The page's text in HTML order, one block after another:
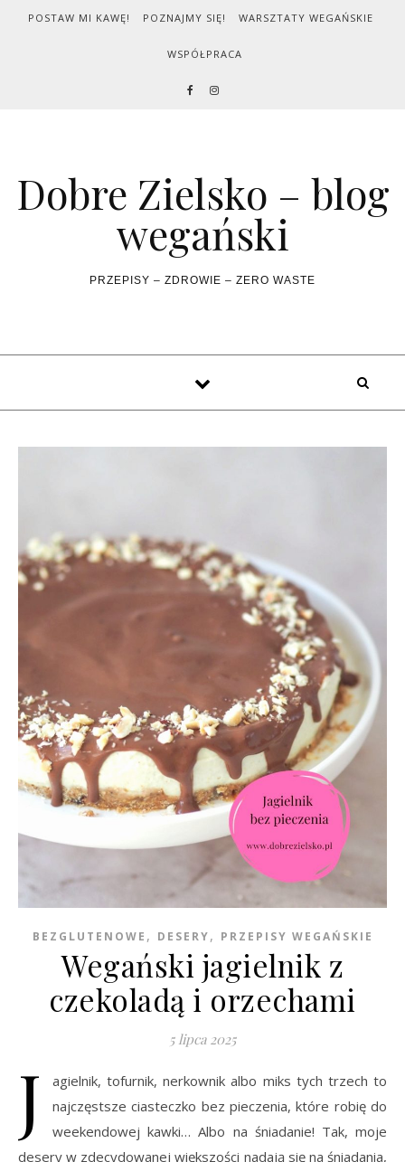
Skip to content
POSTAW MI KAWĘ! POZNAJMY SIĘ! WARSZTATY WEGAŃSKIE
WSPÓŁPRACA
Dobre Zielsko – blog
wegański
PRZEPISY – ZDROWIE – ZERO WASTE
BEZGLUTENOWE , DESERY, PRZEPISY WEGAŃSKIE
Wegański jagielnik z
czekoladą i orzechami
5 lipca 2025
J
agielnik, tofurnik, nerkownik albo miks tych trzech to
najczęstsze ciasteczko bez pieczenia, które robię do
weekendowej kawki… Albo na śniadanie! Tak, moje
desery w zdecydowanej większości nadają się na śniadania,